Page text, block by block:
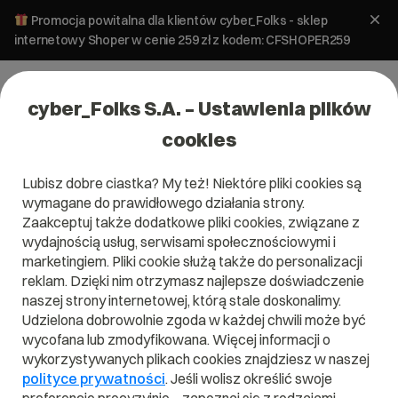
Promocja powitalna dla klientów cyber_Folks - sklep
internetowy Shoper w cenie 259 zł z kodem: CFSHOPER259
Serwery: sd_UP8
Skonfiguruj wybrany pakiet i sprawdź, co
najchętniej wybierali do niego inni
użytkownicy.
Procesor: Intel E2234, 4c/8t, 3,6GHz /
4,8GHz
Dysk: 2 x 1 TB SSD
cyber_Folks S.A. – Ustawienia plików
cookies
Lubisz dobre ciastka? My też! Niektóre pliki cookies są
wymagane do prawidłowego działania strony.
Zaakceptuj także dodatkowe pliki cookies, związane z
wydajnością usług, serwisami społecznościowymi i
marketingiem. Pliki cookie służą także do personalizacji
reklam. Dzięki nim otrzymasz najlepsze doświadczenie
naszej strony internetowej, którą stale doskonalimy.
Udzielona dobrowolnie zgoda w każdej chwili może być
wycofana lub zmodyfikowana. Więcej informacji o
wykorzystywanych plikach cookies znajdziesz w naszej
polityce prywatności. Jeśli wolisz określić swoje